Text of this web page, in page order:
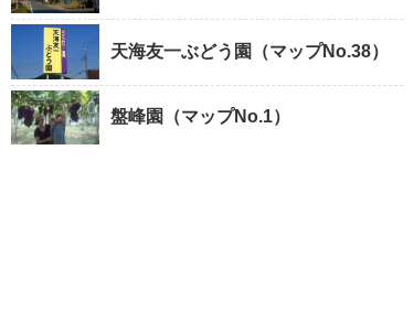
天海友一ぶどう園（マップNo.38）
盤峰園（マップNo.1）